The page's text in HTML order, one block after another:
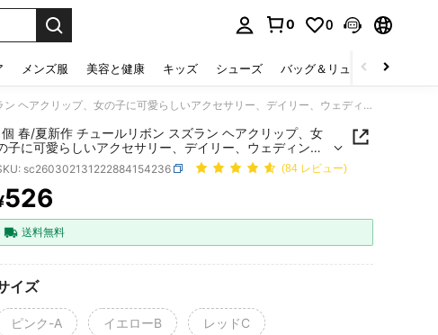
0 0
メンズ服 美容と健康 キッズ シューズ バッグ＆リュック
1個 春/夏新作 チュールリボン スズラン ヘアクリップ、女の子に可愛らしいアクセサリー、デイリー、ウェディング、パーティー、ビーチ、卒業式に最適、素敵なギフトチョイス、お祭り、誕生日
個 春/夏新作 チュールリボン スズラン ヘアクリップ、女
子に可愛らしいアクセサリー、デイリー、ウェディン
、パーティー、ビーチ、卒業式に最適、素敵なギフトチ
イス、お祭り、誕生日
sc260302131222884154236 (84 レビュー)
AND AVAILABILITY
526
送料無料
イズ
ピンク-A イエローB レッドC